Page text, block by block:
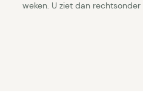
weken. U ziet dan